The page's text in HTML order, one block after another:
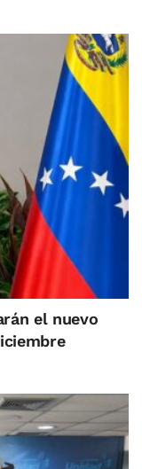
el nuevo